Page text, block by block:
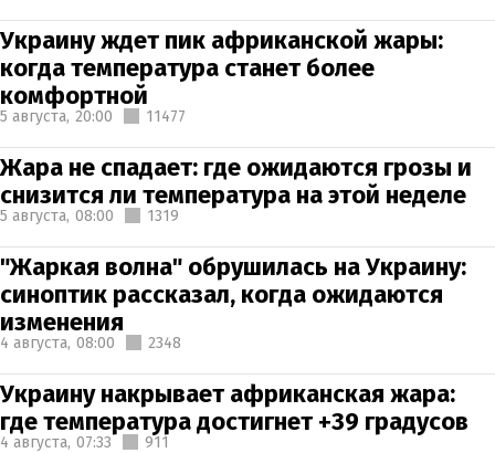
Украину ждет пик африканской жары:
когда температура станет более
комфортной
5 августа, 20:00 11477
Жара не спадает: где ожидаются грозы и
снизится ли температура на этой неделе
5 августа, 08:00 1319
"Жаркая волна" обрушилась на Украину:
синоптик рассказал, когда ожидаются
изменения
4 августа, 08:00 2348
Украину накрывает африканская жара:
где температура достигнет +39 градусов
4 августа, 07:33 911